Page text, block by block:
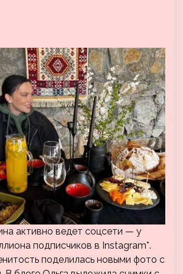
активно ведет соцсети — у
подписчиков в Instagram*.
поделилась новыми фото с